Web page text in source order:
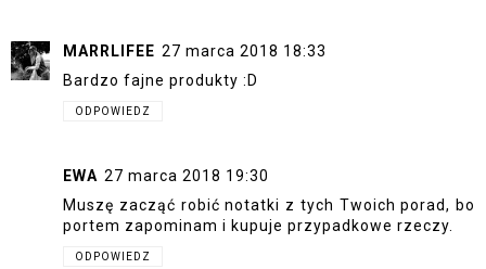
MARRLIFEE 27 marca 2018 18:33
Bardzo fajne produkty :D
ODPOWIEDZ
EWA 27 marca 2018 19:30
Muszę zacząć robić notatki z tych Twoich porad, bo
portem zapominam i kupuje przypadkowe rzeczy.
ODPOWIEDZ